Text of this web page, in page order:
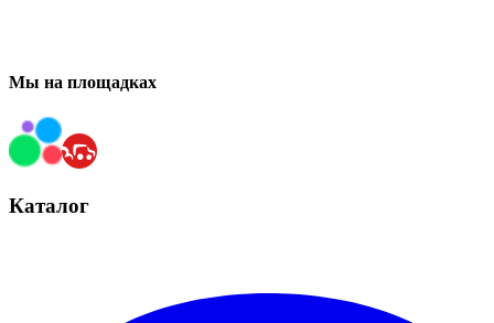
Мы на площадках
Каталог